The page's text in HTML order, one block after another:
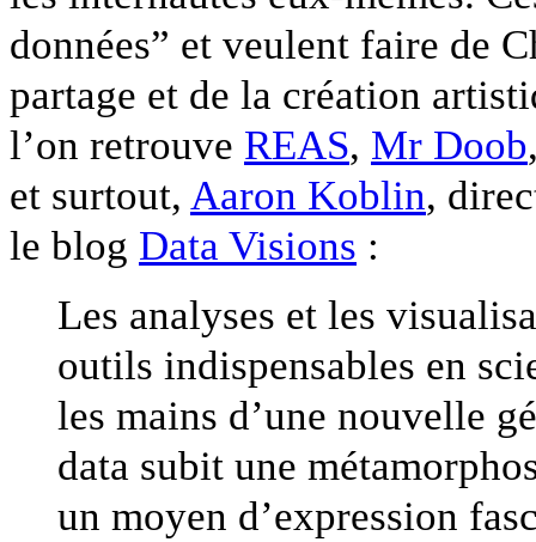
données” et veulent faire de
partage et de la création
l’on retrouve REAS, Mr Doob
et surtout, Aaron Koblin,
le blog Data Visions :
Les analyses et les
outils indispensables en
les mains d’une nouvelle
data subit une
un moyen d’expression